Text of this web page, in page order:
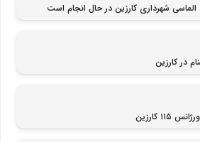
شهرداری کارزین در حال انجام است
در کارزین
کارزین